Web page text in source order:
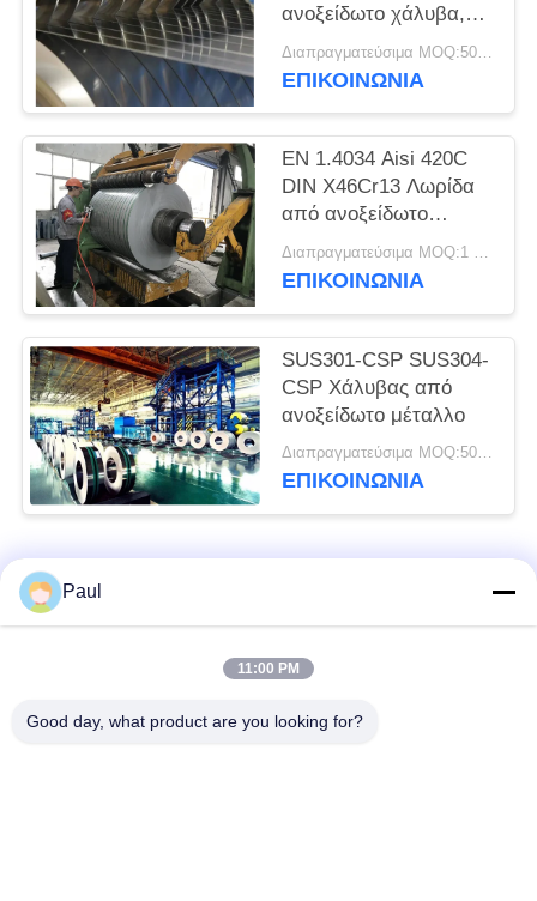
ανοξείδωτο χάλυβα,
λωρίδες ακριβείας,
φύλλα, πλάκες
Διαπραγματεύσιμα MOQ:500 κλ
ΕΠΙΚΟΙΝΩΝΊΑ
EN 1.4034 Aisi 420C
DIN X46Cr13 Λωρίδα
από ανοξείδωτο
χάλυβα ψυχρής
έλασης σε πηνίο
Διαπραγματεύσιμα MOQ:1 τόνος
ΕΠΙΚΟΙΝΩΝΊΑ
SUS301-CSP SUS304-
CSP Χάλυβας από
ανοξείδωτο μέταλλο
Διαπραγματεύσιμα MOQ:500 κλ
ΕΠΙΚΟΙΝΩΝΊΑ
Λαϊκή κατηγορία
Σκληραίνοντας
Paul
11:00 PM
Good day, what product are you looking for?